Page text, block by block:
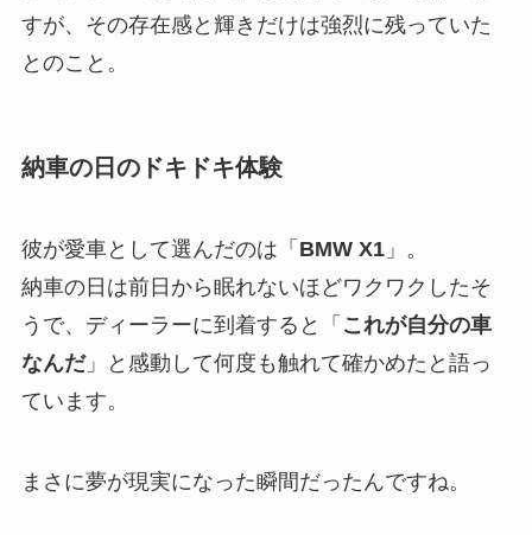
すが、その存在感と輝きだけは強烈に残っていた
とのこと。
納車の日のドキドキ体験
彼が愛車として選んだのは「 BMW X1」。
納車の日は前日から眠れないほどワクワクしたそ
うで、ディーラーに到着すると「 これが自分の車
なんだ」と感動して何度も触れて確かめたと語っ
ています。
まさに夢が現実になった瞬間だったんですね。